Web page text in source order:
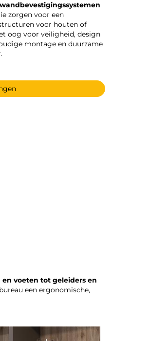
wandbevestigingssystemen
zorgen voor een
voor houten of
oog voor veiligheid, design
montage en duurzame
en voeten tot geleiders en
een ergonomische,